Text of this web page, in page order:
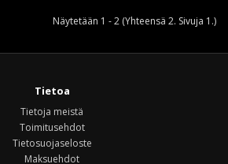
Näytetään 1 - 2 (Yhteensä 2. Sivuja 1.)
Tietoa
Tietoja meistä
Toimitusehdot
Tietosuojaseloste
Maksuehdot